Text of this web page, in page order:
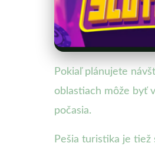
Pokiaľ plánujete
oblastiach môže byť
počasia.
Pešia turistika je